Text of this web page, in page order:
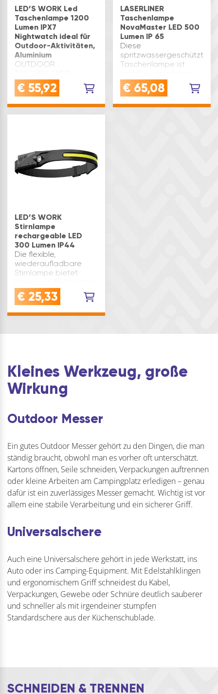
LED’S WORK Led
Taschenlampe 1200
Lumen IPX7
Nightwatch ideal für
Outdoor-Aktivitäten,
Aluminium
OUTDOOR
Leistungsstarke LED-
Taschenlampe mit
Twist-Focus-
Outdoor-Aktivitäten
wie Wandern, Angeln
UND Outdoor Campi…
€ 55,92
LASERLINER
Taschenlampe
NovaMaster LED 500
Lumen IP 65
Diese
spritzwassergeschützte
Taschenlampe ist
unter anderem beim
Camping und in der
optimalen
€ 65,08
LED’S WORK
Stirnlampe
rechargeable LED
300 Lumen IP44
Die flexible,
wiederaufladbare
Stirnlampe bietet
Beleuchtung, die sich
perfekt für
Sportaktivitäten,
€ 25,33
Kleines Werkzeug, große
Wirkung
Outdoor Messer
Ein gutes Outdoor Messer gehört zu den Dingen, die man
ständig braucht, obwohl man es vorher oft unterschätzt.
Kartons öffnen, Seile schneiden, Verpackungen auftrennen
oder kleine Arbeiten am Campingplatz erledigen – genau
dafür ist ein zuverlässiges Messer gemacht. Wichtig ist vor
allem eine stabile Verarbeitung und ein sicherer Griff.
Universalschere
Auch eine Universalschere gehört in jede Werkstatt, ins
Auto oder ins Camping-Equipment. Mit Edelstahlklingen
und ergonomischem Griff schneidest du Kabel,
Verpackungen, Gewebe oder Schnüre deutlich sauberer
und schneller als mit irgendeiner stumpfen
Standardschere aus der Küchenschublade.
SCHNEIDEN & TRENNEN